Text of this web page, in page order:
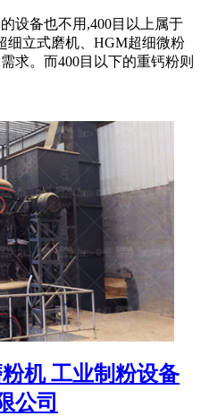
设备也不用,400目以上属于
细立式磨机、HGM超细微粉
求。而400目以下的重钙粉则
机 工业制粉设备
公司